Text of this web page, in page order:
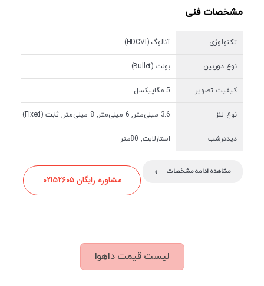
مشخصات فنی
تکنولوژی آنالوگ (HDCVI)
نوع دوربین بولت (Bullet)
کیفیت تصویر 5 مگاپیکسل
نوع لنز 3.6 میلی‌متر, 6 میلی‌متر, 8 میلی‌متر, ثابت (Fixed)
دیددرشب استارلایت, 80متر
مشاهده ادامه مشخصات ›
مشاوره رایگان 02152605
لیست قیمت داهوا